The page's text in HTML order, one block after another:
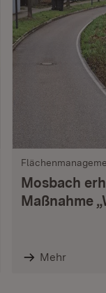
Mosbach
Maßnahme
Mehr